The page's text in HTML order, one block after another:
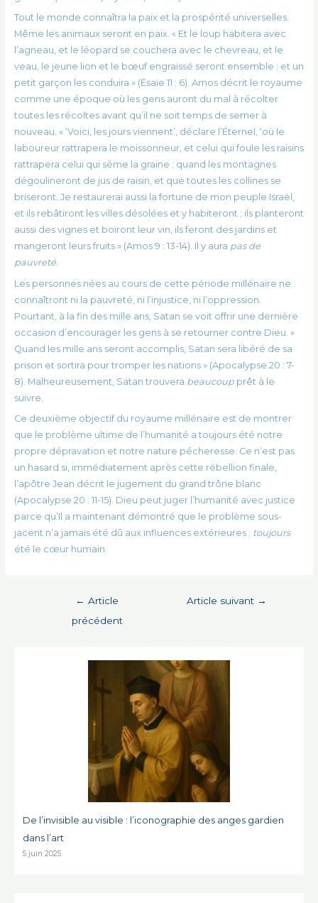
Tout le monde connaîtra la paix et la prospérité universelles.
Même les animaux seront en paix. « Et le loup habitera avec
l’agneau, et le léopard se couchera avec le chevreau, et le
veau, le jeune lion et le bœuf engraissé seront ensemble ; et un
petit garçon les conduira » (Ésaïe 11 : 6). Amos décrit le royaume
comme une époque où les gens auront du mal à récolter
toutes les récoltes avant qu’il ne soit temps de semer à
nouveau. « ‘Voici, les jours viennent’, déclare l’Éternel, ‘où le
laboureur rattrapera le moissonneur, et celui qui foule les raisins
rattrapera celui qui sème la graine ; quand les montagnes
dégoulineront de jus de raisin, et que toutes les collines se
briseront. Je restaurerai aussi la fortune de mon peuple Israël,
et ils rebâtiront les villes désolées et y habiteront ; ils planteront
aussi des vignes et boiront leur vin, ils feront des jardins et
mangeront leurs fruits » (Amos 9 : 13-14). Il y aura pas de
pauvreté.
Les personnes nées au cours de cette période millénaire ne
connaîtront ni la pauvreté, ni l’injustice, ni l’oppression.
Pourtant, à la fin des mille ans, Satan se voit offrir une dernière
occasion d’encourager les gens à se retourner contre Dieu. «
Quand les mille ans seront accomplis, Satan sera libéré de sa
prison et sortira pour tromper les nations » (Apocalypse 20 : 7-
8). Malheureusement, Satan trouvera beaucoup prêt à le
suivre.
Ce deuxième objectif du royaume millénaire est de montrer
que le problème ultime de l’humanité a toujours été notre
propre dépravation et notre nature pécheresse. Ce n’est pas
un hasard si, immédiatement après cette rébellion finale,
l’apôtre Jean décrit le jugement du grand trône blanc
(Apocalypse 20 : 11-15). Dieu peut juger l’humanité avec justice
parce qu’Il ​​a maintenant démontré que le problème sous-
jacent n’a jamais été dû aux influences extérieures ; toujours
été le cœur humain.
← Article
précédent
Article suivant →
De l’invisible au visible : l’iconographie des anges gardien
dans l’art
5 juin 2025